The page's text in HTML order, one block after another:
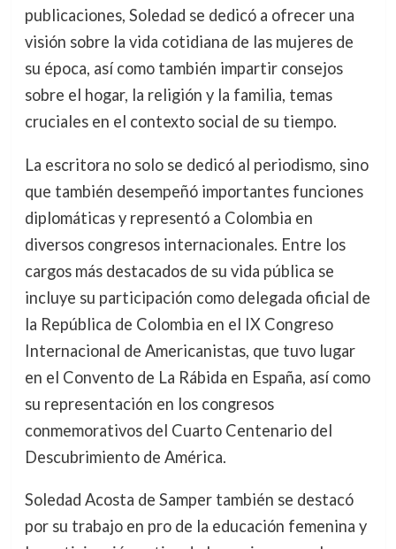
publicaciones, Soledad se dedicó a ofrecer una
visión sobre la vida cotidiana de las mujeres de
su época, así como también impartir consejos
sobre el hogar, la religión y la familia, temas
cruciales en el contexto social de su tiempo.
La escritora no solo se dedicó al periodismo, sino
que también desempeñó importantes funciones
diplomáticas y representó a Colombia en
diversos congresos internacionales. Entre los
cargos más destacados de su vida pública se
incluye su participación como delegada oficial de
la República de Colombia en el IX Congreso
Internacional de Americanistas, que tuvo lugar
en el Convento de La Rábida en España, así como
su representación en los congresos
conmemorativos del Cuarto Centenario del
Descubrimiento de América.
Soledad Acosta de Samper también se destacó
por su trabajo en pro de la educación femenina y